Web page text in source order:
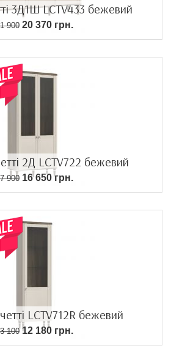
3Д1Ш LCTV433 бежевий
90020 370 грн.
2Д LCTV722 бежевий
90016 650 грн.
LCTV712R бежевий
10012 180 грн.